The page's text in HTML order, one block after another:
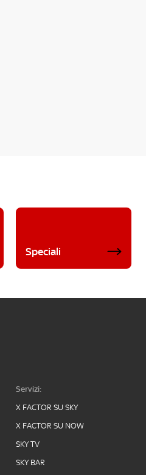
Speciali
Servizi:
X FACTOR SU SKY
X FACTOR SU NOW
SKY TV
SKY BAR